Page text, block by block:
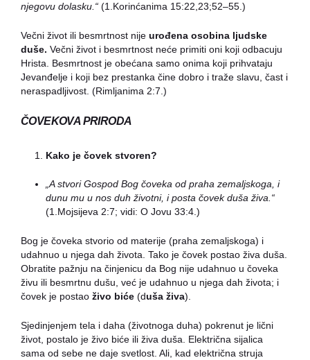
njegovu dolasku.“ (1.Korinćanima 15:22,23;52–55.)
Večni život ili besmrtnost nije urođena osobina ljudske
duše. Večni život i besmrtnost neće primiti oni koji odbacuju
Hrista. Besmrtnost je obećana samo onima koji prihvataju
Jevanđelje i koji bez prestanka čine dobro i traže slavu, čast i
neraspadljivost. (Rimljanima 2:7.)
ČOVEKOVA PRIRODA
Kako je čovek stvoren?
„A stvori Gospod Bog čoveka od praha zemaljskoga, i
dunu mu u nos duh životni, i posta čovek duša živa.“
(1.Mojsijeva 2:7; vidi: O Jovu 33:4.)
Bog je čoveka stvorio od materije (praha zemaljskoga) i
udahnuo u njega dah života. Tako je čovek postao živa duša.
Obratite pažnju na činjenicu da Bog nije udahnuo u čoveka
živu ili besmrtnu dušu, već je udahnuo u njega dah života; i
čovek je postao živo biće (duša živa).
Sjedinjenjem tela i daha (životnoga duha) pokrenut je lični
život, postalo je živo biće ili živa duša. Električna sijalica
sama od sebe ne daje svetlost. Ali, kad električna struja